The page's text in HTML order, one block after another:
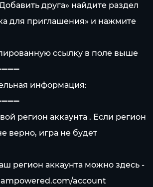
друга» найдите раздел
для приглашения» и нажмите
ссылку в поле выше
информация:
регион аккаунта . Если регион
верно, игра не будет
регион аккаунта можно здесь -
account